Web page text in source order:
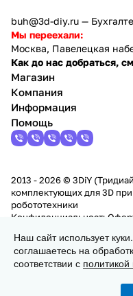
buh@3d-diy.ru —
Мы переехали:
Москва, Павелецкая
Как до нас добраться,
Магазин
Компания
Информация
Помощь
2013 - 2026 © 3DiY
комплектующих для 3D
робототехники
Конфиденциальность
Наш сайт использует
соглашаетесь на
соответствии с